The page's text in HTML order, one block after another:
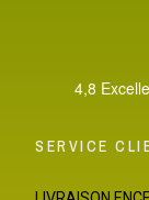
4,8
SERVICE